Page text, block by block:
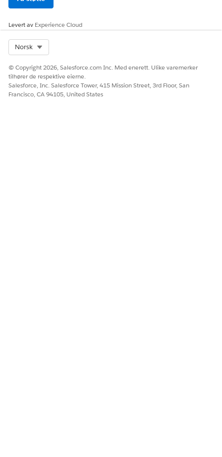
HJALP DENNE ARTIKKELEN MED Å LØSE PROBLEMET DITT?
La oss få vite det slik at vi kan forbedre!
Levert av Experience Cloud
Norsk
© Copyright 2026, Salesforce.com Inc. Med enerett. Ulike varemerker
tilhører de respektive eierne.
Salesforce, Inc. Salesforce Tower, 415 Mission Street, 3rd Floor, San
Francisco, CA 94105, United States